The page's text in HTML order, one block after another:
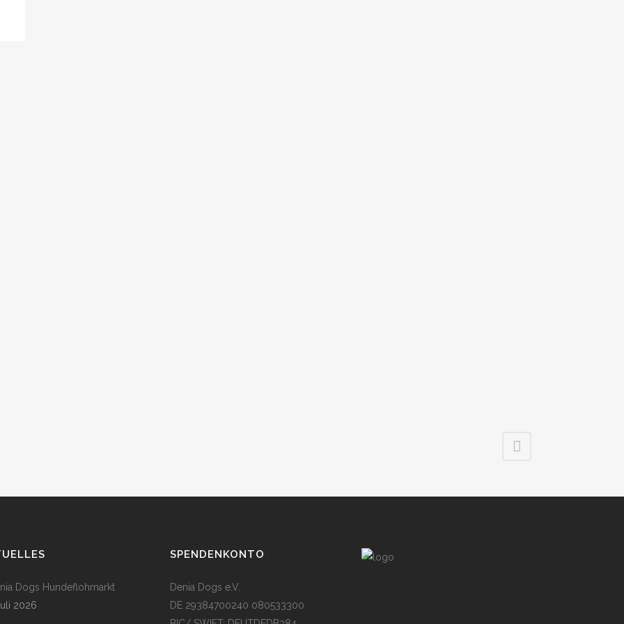
Dogs Hundeflohmarkt
2026
SPENDENKONTO
Denia Dogs e.V.
DE 29384700240 080533300